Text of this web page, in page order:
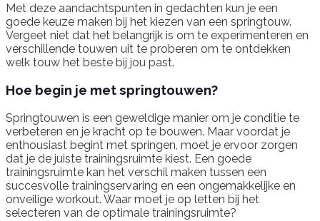
Met deze aandachtspunten in gedachten kun je een
goede keuze maken bij het kiezen van een springtouw.
Vergeet niet dat het belangrijk is om te experimenteren en
verschillende touwen uit te proberen om te ontdekken
welk touw het beste bij jou past.
Hoe begin je met springtouwen?
Springtouwen is een geweldige manier om je conditie te
verbeteren en je kracht op te bouwen. Maar voordat je
enthousiast begint met springen, moet je ervoor zorgen
dat je de juiste trainingsruimte kiest. Een goede
trainingsruimte kan het verschil maken tussen een
succesvolle trainingservaring en een ongemakkelijke en
onveilige workout. Waar moet je op letten bij het
selecteren van de optimale trainingsruimte?